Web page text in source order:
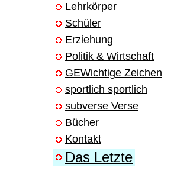
Lehrkörper
Schüler
Erziehung
Politik & Wirtschaft
GEWichtige Zeichen
sportlich sportlich
subverse Verse
Bücher
Kontakt
Das Letzte